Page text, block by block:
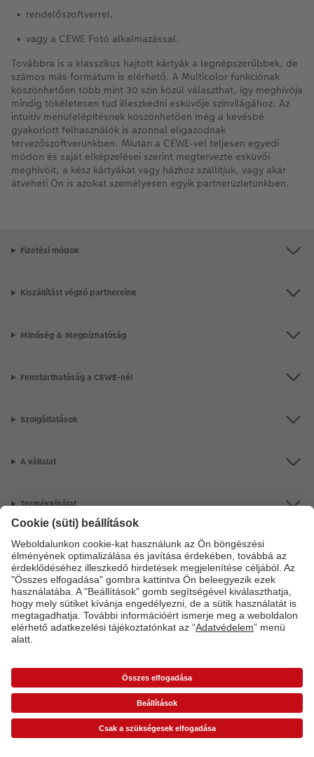
rendelőszoftverrel,
vagy a CEWE Fotó alkalmazással.
Továbbra is a klasszikus hajtott kártyák a legnépszerűbbek, de
számos más formátum is elérhető. A Multicolor funkciónak
köszönhetően több mint 30 szín közül választhat, így meghívója
mindig tökéletesen tud illeszkedni esküvője színvilágához. Az
intuitív menüfelépítésnek köszönhetően még a kevésbé
gyakorlott felhasználók is azonnal eligazodnak
tervezőszoftverünkben. Miután a CEWE‑vel teljesen egyedi
módon és saját elképzelései szerint megtervezte esküvői
meghívóit, a kész kártyákat vagy házhoz szállítjuk, vagy akár
átveheti Ön is azokat személyesen egyik partnerüzletünkben.
Fizetési módok
Kiszállítást végző partnereink
Minőség & Megbízhatóság
Fenntarthatóság a CEWE-nél
Szolgáltatások
A vállalat
Termékkínálat
CEWE Fotóvilág
hívjon minket telefonon:06-1-451-1088Hétfő-vasárnap: 8:00–17:00 óráig.
*Az árak ajánlott fogyasztói árak és az ÁFÁ-t tartalmazzák, de nem tartalmazzák a
szállítási költséget (üzletben történő átvétel esetén sem).
A képen látható